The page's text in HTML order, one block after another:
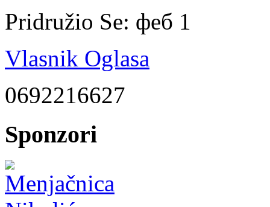
Pridružio Se: феб 1
Vlasnik Oglasa
0692216627
Sponzori